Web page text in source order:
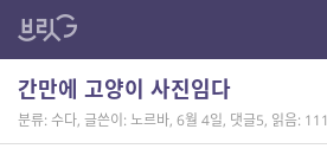
간만에 고양이 사진임다
분류: 수다, 글쓴이: 노르바, 6월 4일, 댓글5, 읽음: 111